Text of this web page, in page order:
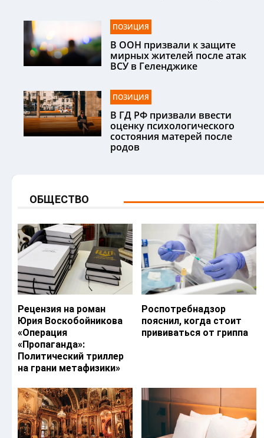
ПОЗИЦИЯ
В ООН призвали к защите
мирных жителей после атак
ВСУ в Геленджике
ПОЗИЦИЯ
В ГД РФ призвали ввести
оценку психологического
состояния матерей после
родов
ОБЩЕСТВО
Рецензия на роман
Юрия Воскобойникова
«Операция
«Пропаганда»:
Политический триллер
на грани метафизики»
Роспотребнадзор
пояснил, когда стоит
прививаться от гриппа